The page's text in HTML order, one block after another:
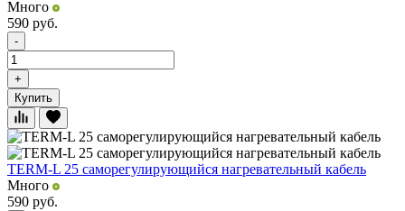
Много
590 руб.
-
+
Купить
TERM-L 25 саморегулирующийся нагревательный кабель
Много
590 руб.